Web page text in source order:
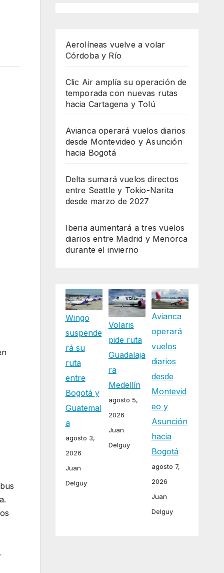
Aerolíneas vuelve a volar
Córdoba y Río
Clic Air amplía su operación de
temporada con nuevas rutas
hacia Cartagena y Tolú
Avianca operará vuelos diarios
desde Montevideo y Asunción
hacia Bogotá
Delta sumará vuelos directos
entre Seattle y Tokio-Narita
desde marzo de 2027
Iberia aumentará a tres vuelos
diarios entre Madrid y Menorca
durante el invierno
Wingo
suspende
rá su
ruta
entre
Bogotá y
Guatemal
a
agosto 3,
2026
Juan
Delguy
Volaris
pide ruta
Guadalaja
ra
Medellín
agosto 5,
2026
Juan
Delguy
Avianca
operará
vuelos
diarios
desde
Montevid
eo y
Asunción
hacia
Bogotá
agosto 7,
2026
Juan
Delguy